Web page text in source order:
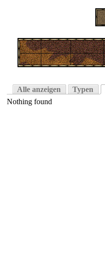
Alle anzeigen Typen
Nothing found